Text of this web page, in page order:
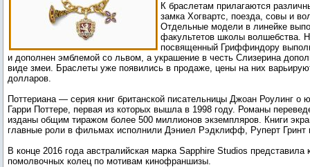
К браслетам прилагаются
замка Хогвартс, поезда, совы и
Отдельные модели в линейке
факультетов школы волшебства.
посвященный Гриффиндору
и дополнен эмблемой со львом, а украшение в честь Слизерина
виде змеи. Браслеты уже появились в продаже, цены на них
долларов.
Поттериана — серия книг британской писательницы Джоан Роулинг о
Гарри Поттере, первая из которых вышла в 1998 году. Романы
изданы общим тиражом более 500 миллионов экземпляров. Книги
главные роли в фильмах исполнили Дэниел Рэдклифф, Руперт Гринт
В конце 2016 года австралийская марка Sapphire Studios представила
помолвочных колец по мотивам кинофраншизы.